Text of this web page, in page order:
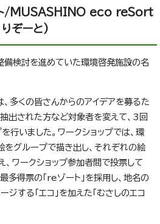
ト/MUSASHINO eco reSort
ぞーと)
検討を進めていた環境啓発施設の名
多くの皆さんからのアイデアを募るた
出された方など対象者を変えて、3回
行いました。ワークショップでは、環
をグループで描き出し、それぞれの絵
ワークショップ参加者間で投票して
多得票の「reゾート」を採用し、地名の
ジする「エコ」を加えた「むさしのエコ